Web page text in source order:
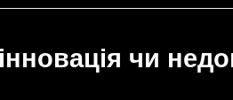
інновація чи